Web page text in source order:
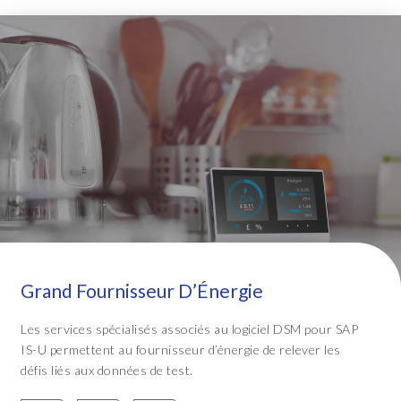
Grand Fournisseur D’Énergie
Les services spécialisés associés au logiciel DSM pour SAP
IS-U permettent au fournisseur d’énergie de relever les
défis liés aux données de test.